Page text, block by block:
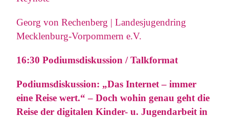
Georg von Rechenberg | Landesjugendring
Mecklenburg-Vorpommern e.V.
16:30 Podiumsdiskussion / Talkformat
Podiumsdiskussion: „Das Internet – immer
eine Reise wert.“ – Doch wohin genau geht die
Reise der digitalen Kinder- u. Jugendarbeit in